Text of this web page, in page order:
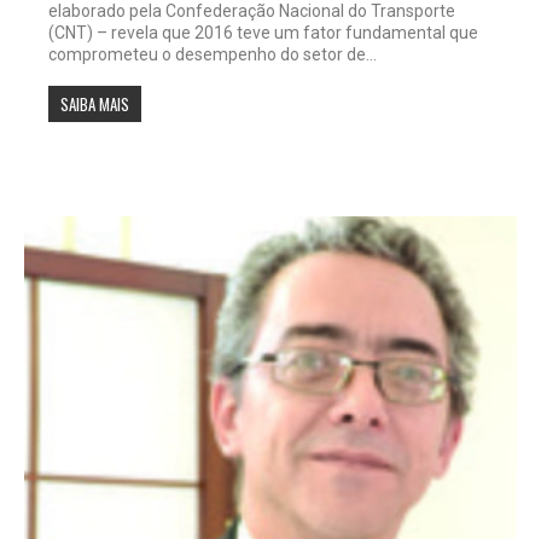
elaborado pela Confederação Nacional do Transporte
(CNT) – revela que 2016 teve um fator fundamental que
comprometeu o desempenho do setor de...
SAIBA MAIS